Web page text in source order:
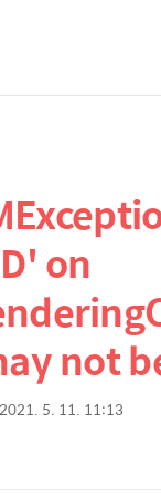
on
not
2021. 5. 11. 11:13